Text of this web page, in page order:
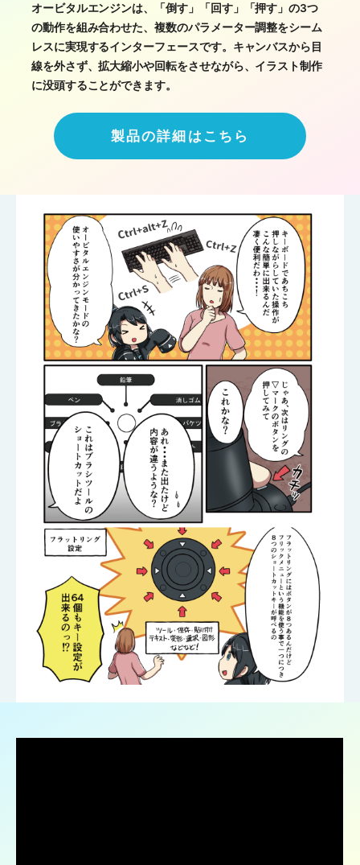
オービタルエンジンは、「倒す」「回す」「押す」の3つ
の動作を組み合わせた、複数のパラメーター調整をシーム
レスに実現するインターフェースです。キャンバスから目
線を外さず、拡大縮小や回転をさせながら、イラスト制作
に没頭することができます。
製品の詳細はこちら